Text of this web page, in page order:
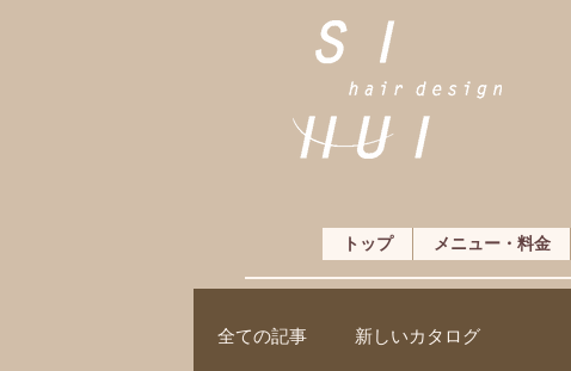
トップ メニュー・料金
全ての記事 新しいカタログ